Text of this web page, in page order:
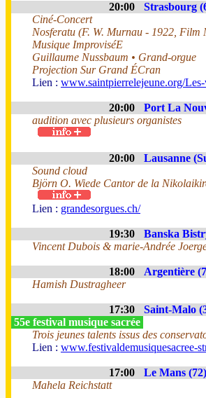
20:00 Strasbourg
Ciné-Concert
Nosferatu (F. W. Murnau - 1922, Film
Musique ImproviséE
Guillaume Nussbaum • Grand-orgue
Projection Sur Grand ÉCran
Lien : www.saintpierrelejeune.org/
20:00
Port La
audition avec plusieurs organistes
20:00 Lausanne
Sound cloud
Björn O. Wiede Cantor de la
Lien : grandesorgues.ch/
19:30 Banska
Vincent Dubois & marie-Andrée
18:00
Argentière
Hamish Dustragheer
17:30 Saint-Malo
55e festival musique sacrée
Trois jeunes talents issus des
Lien : www.festivaldemusiquesacree-
17:00 Le Mans
Mahela Reichstatt